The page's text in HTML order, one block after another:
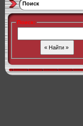
Поиск
Поиск: